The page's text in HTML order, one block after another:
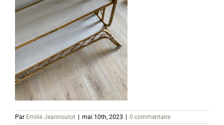
Par Emilie Jeannoutot mai 10th, 2023 0 commentaire